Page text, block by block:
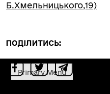
Б.Хмельницького,19)
ПОДІЛИТИСЬ:
Primary Menu